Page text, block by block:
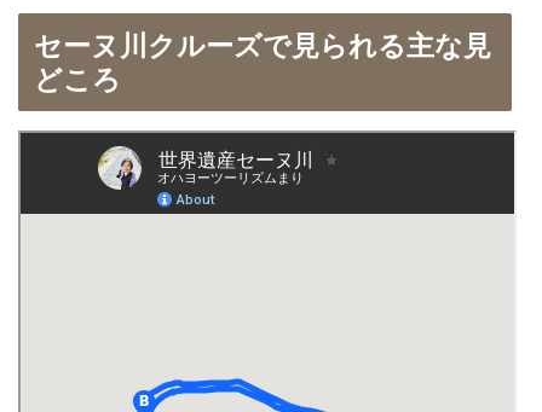
セーヌ川クルーズで見られる主な見
どころ